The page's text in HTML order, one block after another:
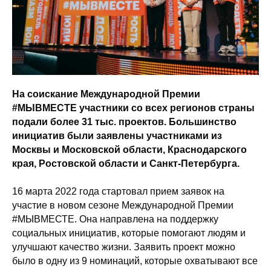
На соискание Международной Премии
#МЫВМЕСТЕ участники со всех регионов страны
подали более 31 тыс. проектов. Большинство
инициатив были заявлены участниками из
Москвы и Московской области, Краснодарского
края, Ростовской области и Санкт-Петербурга.
16 марта 2022 года стартовал прием заявок на
участие в новом сезоне Международной Премии
#МЫВМЕСТЕ. Она направлена на поддержку
социальных инициатив, которые помогают людям и
улучшают качество жизни. Заявить проект можно
было в одну из 9 номинаций, которые охватывают все